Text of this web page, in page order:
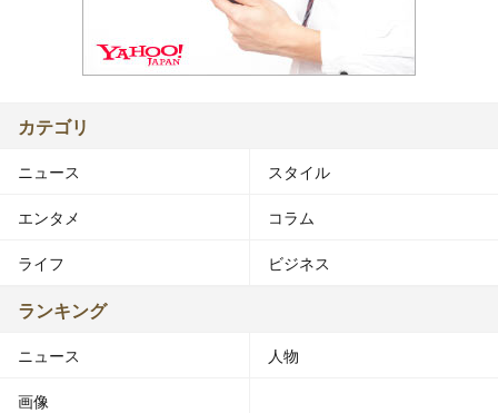
カテゴリ
ニュース スタイル
エンタメ コラム
ライフ ビジネス
ランキング
ニュース 人物
画像